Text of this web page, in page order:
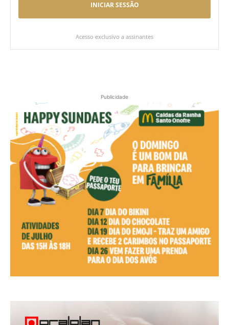
INICIAR SESSÃO
Acesso exclusivo a assinantes
Publicidade